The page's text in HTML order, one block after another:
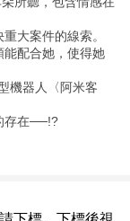
大案件的線索。
能配合她，使得她
機器人〈阿米客
存在──!?